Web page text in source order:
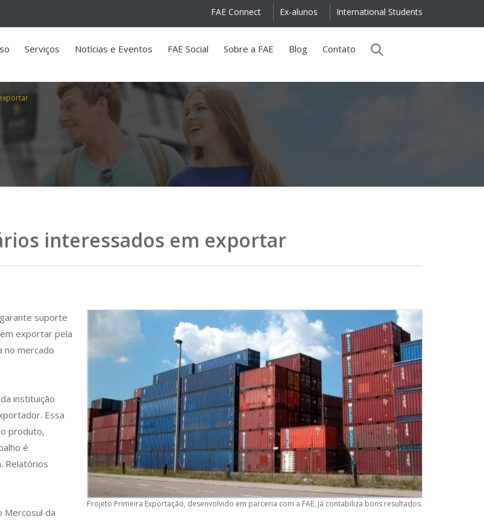
International Students
Ex-alunos
FAE Connect
Serviços Notícias e Eventos FAE Social Sobre a FAE Blog Contato
interessados em exportar
Projeto Primeira Exportação, desenvolvido em parceria com a FAE, já contabiliza bons resultados.
suporte
exportar pela
no mercado
instituição
Essa
produto,
é
Relatórios
Mercosul da